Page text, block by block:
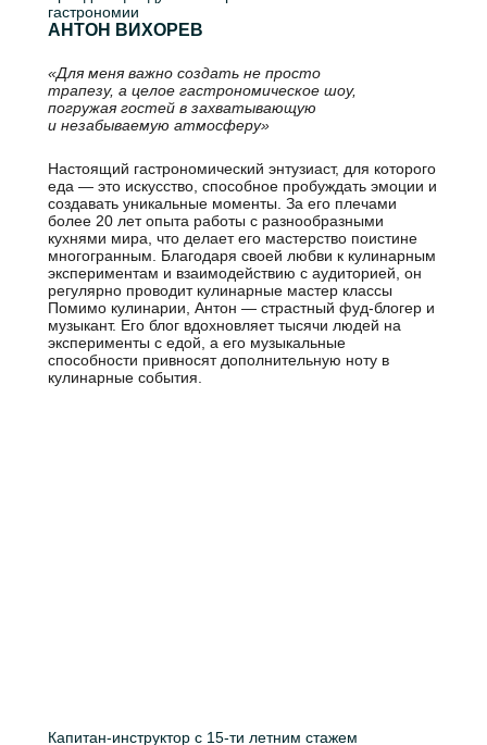
АНТОН ВИХОРЕВ
гастрономии
Настоящий гастрономический энтузиаст, для которого
еда — это искусство, способное пробуждать эмоции и
создавать уникальные моменты. За его плечами
более 20 лет опыта работы с разнообразными
кухнями мира, что делает его мастерство поистине
многогранным. Благодаря своей любви к кулинарным
экспериментам и взаимодействию с аудиторией, он
регулярно проводит кулинарные мастер классы
Помимо кулинарии, Антон — страстный фуд-блогер и
музыкант. Его блог вдохновляет тысячи людей на
эксперименты с едой, а его музыкальные
способности привносят дополнительную ноту в
кулинарные события.
«Для меня важно создать не просто
трапезу, а целое гастрономическое шоу,
погружая гостей в захватывающую
и незабываемую атмосферу»
Капитан-инструктор с 15-ти летним стажем